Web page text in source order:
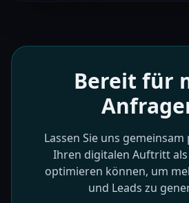
Bereit für
Lassen Sie uns
Ihren digitalen Auftritt
optimieren können, um
und Leads zu